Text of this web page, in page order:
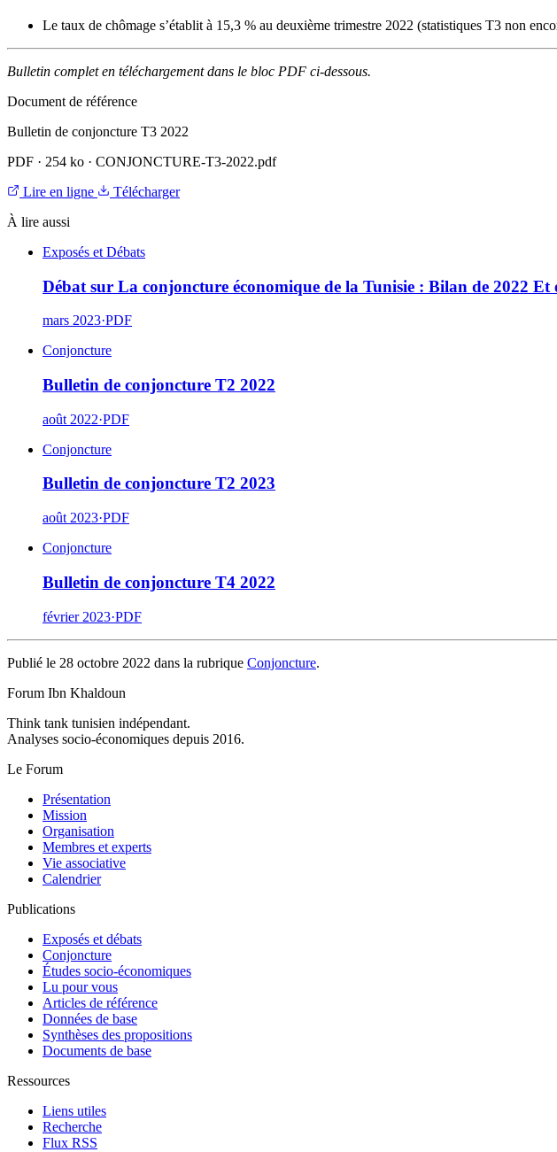
Le taux de chômage s’établit à 15,3 % au deuxième trimestre 2022 (statistiques T3 non
Bulletin complet en téléchargement dans le bloc PDF ci-dessous.
Document de référence
Bulletin de conjoncture T3 2022
PDF · 254 ko · CONJONCTURE-T3-2022.pdf
Lire en ligne
Télécharger
À lire aussi
Exposés et Débats
Débat sur La conjoncture économique de la Tunisie : Bilan de 2022 Et
mars 2023·PDF
Conjoncture
Bulletin de conjoncture T2 2022
août 2022·PDF
Conjoncture
Bulletin de conjoncture T2 2023
août 2023·PDF
Conjoncture
Bulletin de conjoncture T4 2022
février 2023·PDF
Publié le 28 octobre 2022 dans la rubrique Conjoncture.
Forum Ibn Khaldoun
Think tank tunisien indépendant.
Analyses socio-économiques depuis 2016.
Le Forum
Présentation
Mission
Organisation
Membres et experts
Vie associative
Calendrier
Publications
Exposés et débats
Conjoncture
Études socio-économiques
Lu pour vous
Articles de référence
Données de base
Synthèses des propositions
Documents de base
Ressources
Liens utiles
Recherche
Flux RSS